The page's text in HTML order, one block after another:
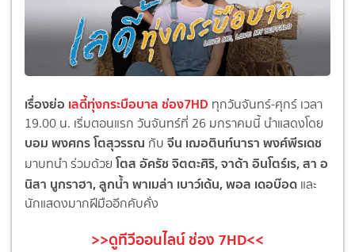
เรื่องย่อ เลดี้ทุ่งกระบือบาล ช่อง7HD ทุกวันจันทร์-ศุกร์ เวลา
19.00 น. เริ่มตอนแรก วันจันทร์ที่ 26 มกราคมนี้ นำแสดงโดย
บอม พงศกร โตสุวรรณ กับ จีน เฌอตินท์นารา พงศ์พีรเดช
มาบทนำ ร่วมด้วยโตส อัครัช จิตตะศิริ, จาด้า อินโตร์เร, สา อ
นิสา นูกราฮา, ลูกน้ำ พาเมล่า เบาว์เด้น, พอล เดอบ๊อด และ
นักแสดงมากฝีมืออีกคับคั่ง
>>ดูทีวีออนไลน์ ช่อง 7HD<<